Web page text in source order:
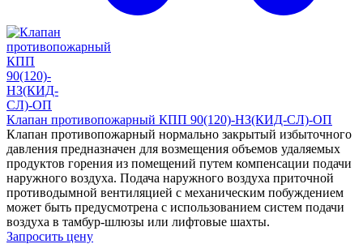
Клапан противопожарный КПП 90(120)-НЗ(КИД-СЛ)-ОП
Клапан противопожарный нормально закрытый избыточного
давления предназначен для возмещения объемов удаляемых
продуктов горения из помещений путем компенсации подачи
наружного воздуха. Подача наружного воздуха приточной
противодымной вентиляцией с механическим побуждением
может быть предусмотрена с использованием систем подачи
воздуха в тамбур-шлюзы или лифтовые шахты.
Запросить цену